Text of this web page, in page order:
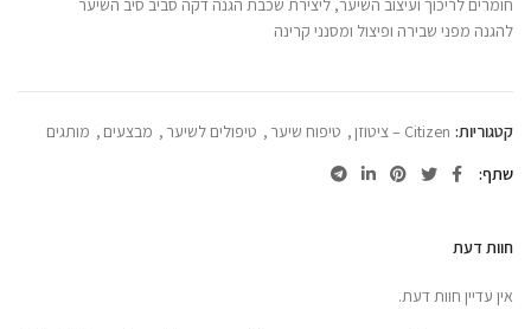
להגנה מפני שבירה ופיצול ומסנני קרינה
קטגוריות: Citizen – ציטוזן , טיפוח שיער , טיפולים לשיער , מבצעים , מותגים
שתף
חוות דעת
אין עדיין חוות דעת.